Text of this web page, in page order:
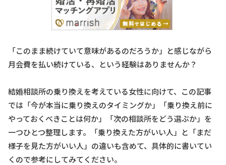
「このまま続けていて意味があるのだろうか」と感じながら
月会費を払い続けている、という経験はありませんか？
結婚相談所の乗り換えを考えている女性に向けて、この記事
では「今が本当に乗り換えのタイミングか」「乗り換え前に
やっておくべきことは何か」「次の相談所をどう選ぶか」を
一つひとつ整理します。「乗り換えた方がいい人」と「まだ
様子を見た方がいい人」の違いも含めて、具体的に書いてい
くので参考にしてみてください。